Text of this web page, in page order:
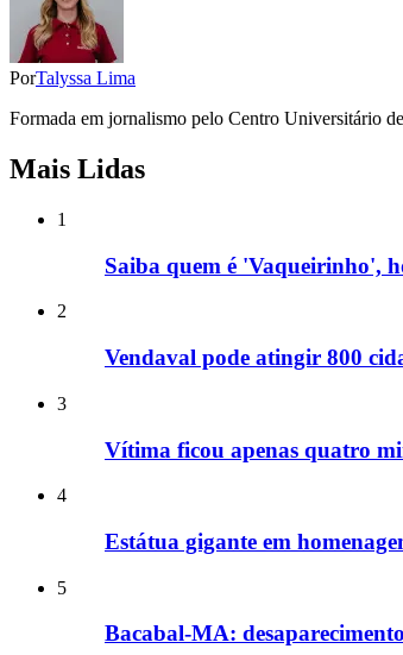
PorTalyssa Lima
Formada em jornalismo pelo Centro Universitário
Mais Lidas
1
Saiba quem é 'Vaqueirinho',
2
Vendaval pode atingir 800
3
Vítima ficou apenas quatro
4
Estátua gigante em
5
Bacabal-MA: